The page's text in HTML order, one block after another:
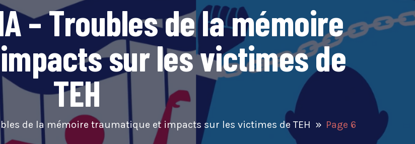
– Troubles de la mémoire
sur les victimes de
TEH
de la mémoire traumatique et impacts sur les victimes de TEH Page 6